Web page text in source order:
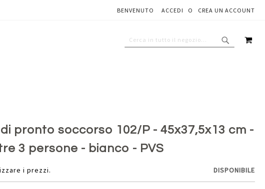
BENVENUTO ACCEDI CREA UN ACCOUNT
pronto soccorso 102/P - 45x37,5x13 cm -
3 persone - bianco - PVS
i prezzi. DISPONIBILE